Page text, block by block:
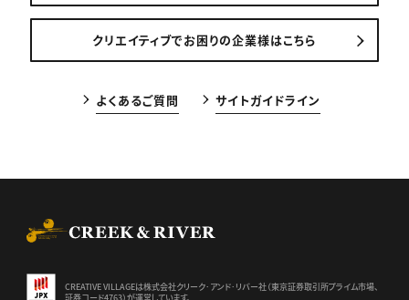
クリエイティブでお困りの企業様はこちら
よくあるご質問 サイトガイドライン
CREATIVE VILLAGEは株式会社クリーク･アンド･リバー社（東京証券取引所プライム市場、